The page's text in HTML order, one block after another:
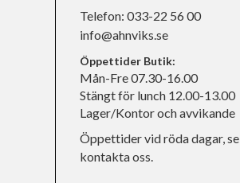
Telefon: 033-22 56 00
info@ahnviks.se
Öppettider Butik:
Mån-Fre 07.30-16.00
Stängt för lunch 12.00-13.00
Lager/Kontor och avvikande
Öppettider vid röda dagar, se
kontakta oss.